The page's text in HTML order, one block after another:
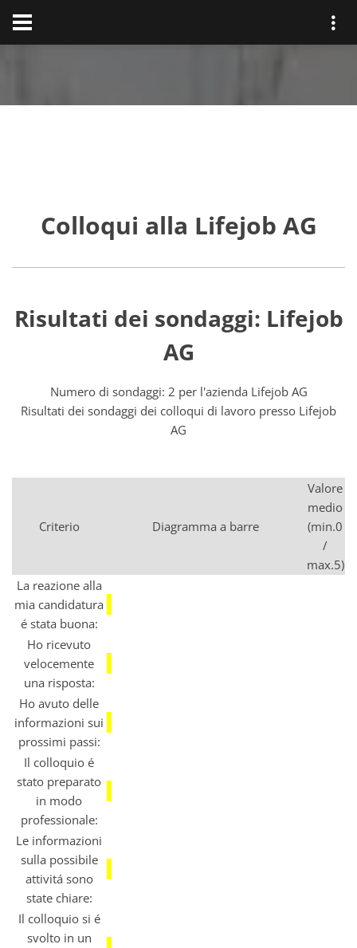
Colloqui alla Lifejob AG
Risultati dei sondaggi: Lifejob
AG
Numero di sondaggi: 2 per l'azienda Lifejob AG
Risultati dei sondaggi dei colloqui di lavoro presso Lifejob
AG
Criterio Diagramma a barre
Valore
medio
(min.0
/
max.5)
La reazione alla
mia candidatura
é stata buona:
Ho ricevuto
velocemente
una risposta:
Ho avuto delle
informazioni sui
prossimi passi:
Il colloquio é
stato preparato
in modo
professionale:
Le informazioni
sulla possibile
attivitá sono
state chiare:
Il colloquio si é
svolto in un